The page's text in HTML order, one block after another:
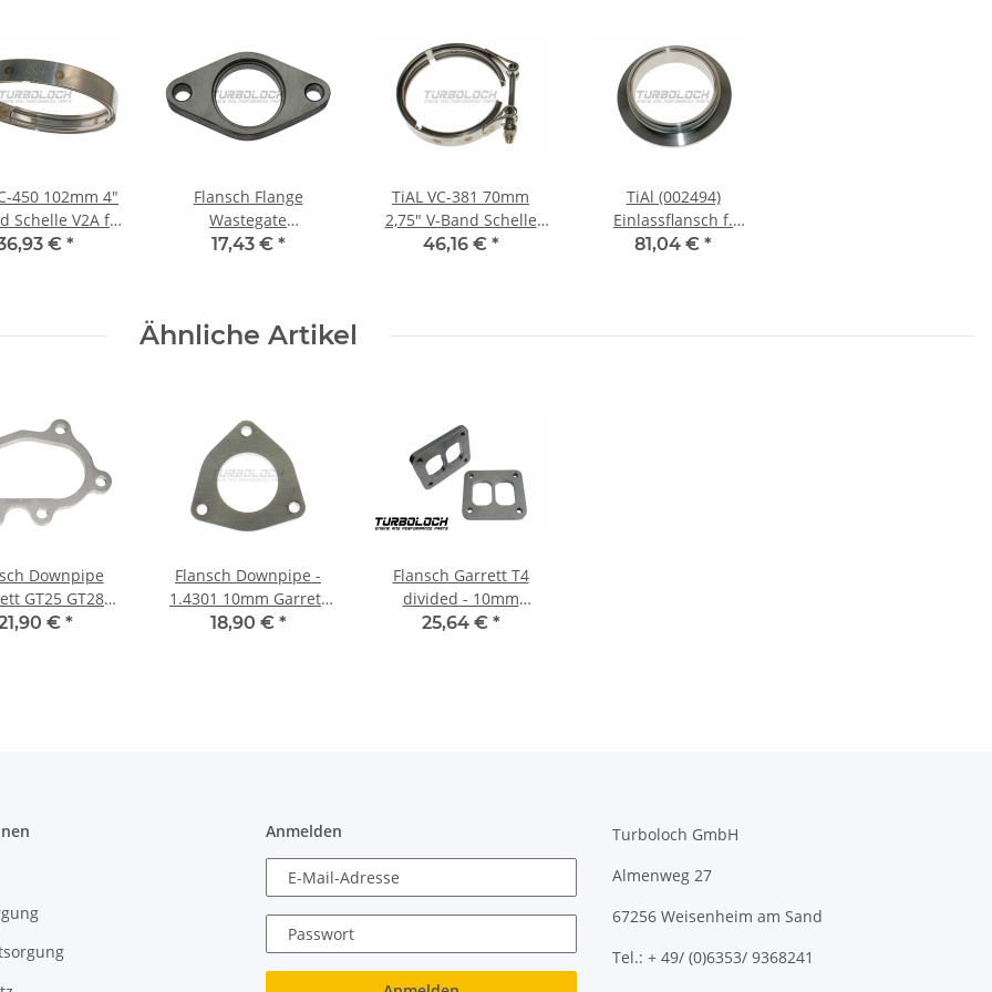
450 102mm 4"
Schelle V2A f.
GTX45
€ *
Flansch Flange
Wastegate
Ladedruckregler Tial
17,43 € *
TiAL VC-381 70mm
2,75" V-Band Schelle
V2A f.
46,16 € *
TiAl (002494)
Einlassflansch f.
Abgasgehäuse GT42
81,04 € *
Ähnliche Artikel
Downpipe
GT25 GT28
Wastegate -
€ *
Flansch Downpipe -
1.4301 10mm Garrett
GTB1756VK GTB2260VK
18,90 € *
Flansch Garrett T4
divided - 10mm
Edelstahl 1.4301 - GT35
25,64 € *
Anmelden
E-Mail-Adresse
Passwort
Turboloch GmbH
Almenweg 27
67256 Weisenheim am Sand
Tel.: + 49/ (0)6353/ 9368241